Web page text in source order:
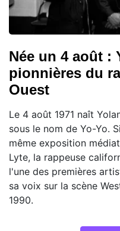
Née un 4 août :
pionnières du
Ouest
Le 4 août 1971 naît
sous le nom de Yo-Yo.
même exposition
Lyte, la rappeuse
l'une des premières
sa voix sur la scène
1990.